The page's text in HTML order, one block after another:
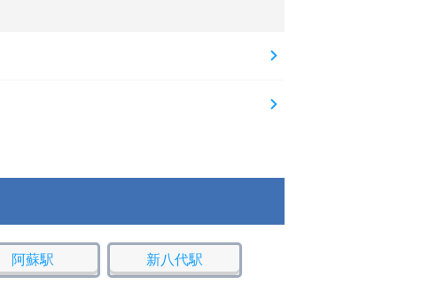
阿蘇駅 新八代駅